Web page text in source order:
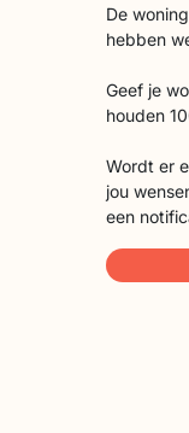
De
hebben
Geef je
houden
Wordt er
jou
een